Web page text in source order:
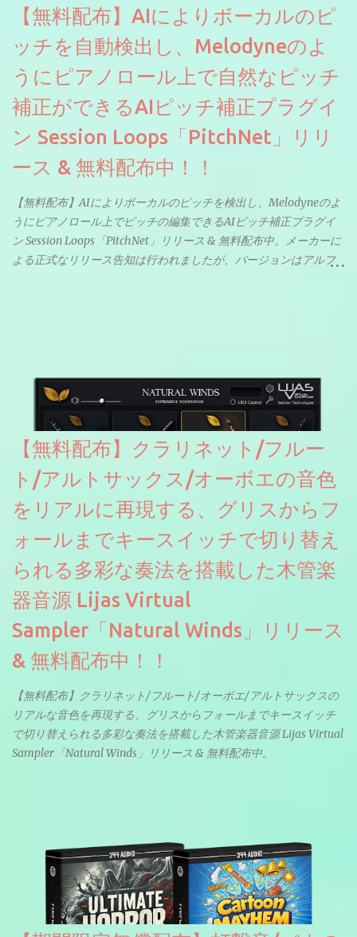
【無料配布】AIによりボーカルのピ
ッチを自動検出し、Melodyneのよ
うにピアノロール上で自然なピッチ
補正ができるAIピッチ補正プラグイ
ン Session Loops「PitchNet」リリ
ース & 無料配布中！！
【無料配布】AIによりボーカルのピッチを検出し、Melodyneのよ
うにピアノロール上でピッチの編集できるAIピッチ補正プラグイ
ン Session Loops「PitchNet」リリース & 無料配布中。メーカーに
よる正式なリリース告知は行われましたが、バージョンはアルフ
ソースを元に設計・改良した製品のようです。
【無料配布】クラリネット/フルー
ト/アルトサックス/オーボエの音色
をリアルに再現する、グリスからフ
ォールまでキースイッチで切り替え
られる多彩な奏法を搭載した木管楽
器音源 Lijas Virtual
Sampler「Natural Winds」リリース
& 無料配布中！！
【無料配布】クラリネット/フルート/オーボエ/アルトサックスの
リアルな音色を再現する、グリスからフォールまでキースイッチ
で切り替えられる多彩な奏法を搭載した木管楽器音源 Lijas Virtual
Sampler「Natural Winds」リリース & 無料配布中。